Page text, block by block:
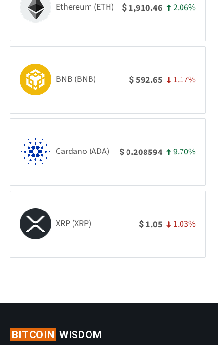
Ethereum (ETH) $ 1,910.46 2.06%
BNB (BNB) $592.65 1.17%
Cardano (ADA) $0.208594 9.70%
XRP (XRP) $ 1.05 1.03%
BITCOIN WISDOM